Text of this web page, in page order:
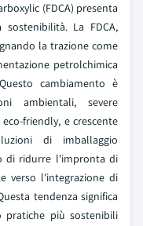
(FDCA) presenta
La FDCA,
la trazione come
petrolchimica
cambiamento è
ambientali, severe
friendly, e crescente
di imballaggio
di ridurre l'impronta di
verso l'integrazione di
tendenza significa
pratiche più sostenibili